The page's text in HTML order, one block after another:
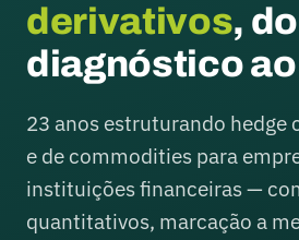
derivativos, do
diagnóstico
23 anos estruturando hedge
e de commodities para
instituições financeiras —
quantitativos, marcação a